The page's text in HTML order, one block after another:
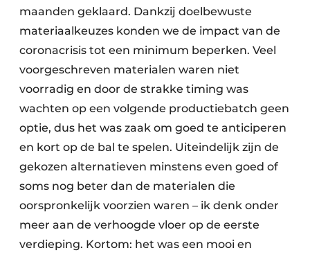
maanden geklaard. Dankzij doelbewuste
materiaalkeuzes konden we de impact van de
coronacrisis tot een minimum beperken. Veel
voorgeschreven materialen waren niet
voorradig en door de strakke timing was
wachten op een volgende productiebatch geen
optie, dus het was zaak om goed te anticiperen
en kort op de bal te spelen. Uiteindelijk zijn de
gekozen alternatieven minstens even goed of
soms nog beter dan de materialen die
oorspronkelijk voorzien waren – ik denk onder
meer aan de verhoogde vloer op de eerste
verdieping. Kortom: het was een mooi en